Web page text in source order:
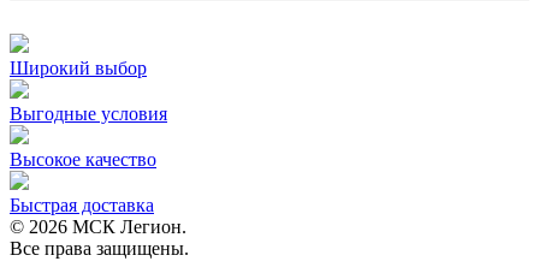
Широкий выбор
Выгодные условия
Высокое качество
Быстрая доставка
© 2026 МСК Легион.
Все права защищены.